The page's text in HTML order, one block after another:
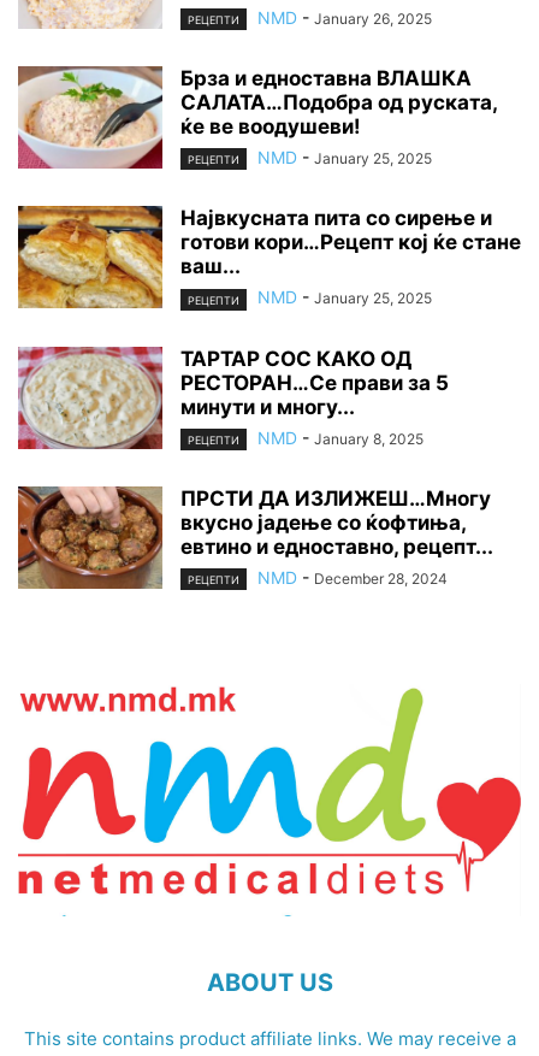
РЕЦЕПТИ NMD - January 26, 2025
Брза и едноставна ВЛАШКА
САЛАТА…Подобра од руската,
ќе ве воодушеви!
РЕЦЕПТИ NMD - January 25, 2025
Највкусната пита со сирење и
готови кори…Рецепт кој ќе стане
ваш...
РЕЦЕПТИ NMD - January 25, 2025
ТАРТАР СОС КАКО ОД
РЕСТОРАН…Се прави за 5
минути и многу...
РЕЦЕПТИ NMD - January 8, 2025
ПРСТИ ДА ИЗЛИЖЕШ…Многу
вкусно јадење со ќофтиња,
евтино и едноставно, рецепт...
РЕЦЕПТИ NMD - December 28, 2024
ABOUT US
This site contains product affiliate links. We may receive a